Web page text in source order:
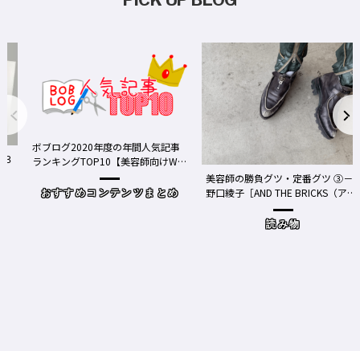
ボブログ2020年度の年間人気記事
ランキングTOP10【美容師向けWe
おすすめコンテンツまとめ
美容師の勝負グツ・定番グツ ③－
野口綾子［AND THE BRICKS（アン
ドザブリックス）／神奈川県鎌倉
読み物